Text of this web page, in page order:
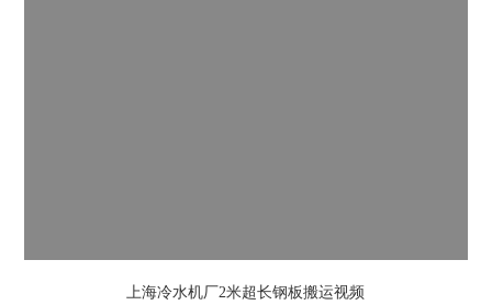
上海冷水机厂2米超长钢板搬运视频